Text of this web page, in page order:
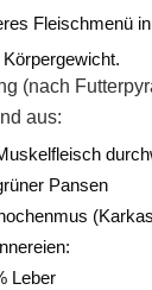
Fleischmenü
(nach
aus:
Pansen
Leber